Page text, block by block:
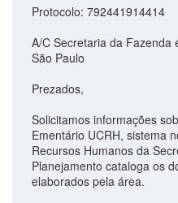
Protocolo: 792441914414
A/C Secretaria da Fazenda
São Paulo
Prezados,
Solicitamos informações
Ementário UCRH, sistema
Recursos Humanos da
Planejamento cataloga os
elaborados pela área.